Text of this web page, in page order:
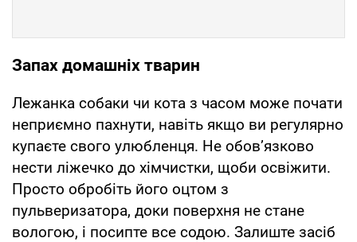
Запах домашніх тварин
Лежанка собаки чи кота з часом може почати
неприємно пахнути, навіть якщо ви регулярно
купаєте свого улюбленця. Не обов’язково
нести ліжечко до хімчистки, щоби освіжити.
Просто обробіть його оцтом з
пульверизатора, доки поверхня не стане
вологою, і посипте все содою. Залиште засіб